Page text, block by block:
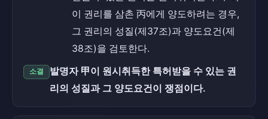
이 권리를 삼촌 丙에게 양도하려는 경우,
그 권리의 성질(제37조)과 양도요건(제
38조)을 검토한다.
소결
발명자 甲이 원시취득한 특허받을 수 있는 권
리의 성질과 그 양도요건이 쟁점이다.